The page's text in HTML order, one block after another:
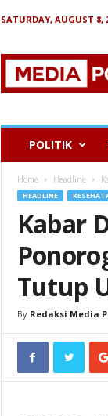
SATURDAY, AUGUST 8,
e
POLITIK
Home Headline
HEADLINE
Kabar
Tutup
By Redaksi Media